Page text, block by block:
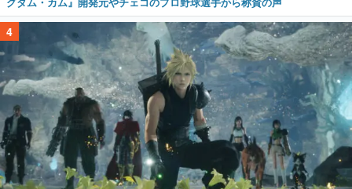
4